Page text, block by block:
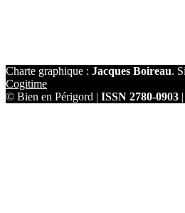
Charte graphique : Jacques Boireau.
Cogitime
© Bien en Périgord | ISSN 2780-0903 |